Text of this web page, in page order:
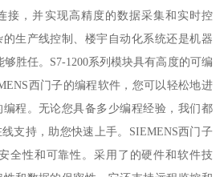
接，并实现高精度的数据采集和实时控
生产线控制、楼宇自动化系统还是机器
够胜任。S7-1200系列模块具有高度的可编
西门子的编程软件，您可以轻松地进
程。无论您具备多少编程经验，我们都
支持，助您快速上手。SIEMENS西门子
全性和可靠性。采用了的硬件和软件技